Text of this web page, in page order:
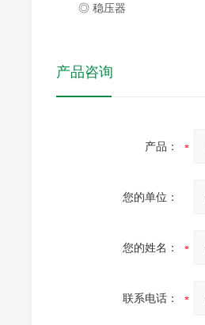
◎ 稳压器
产品咨询
产品：
您的单位：
您的姓名：
联系电话：